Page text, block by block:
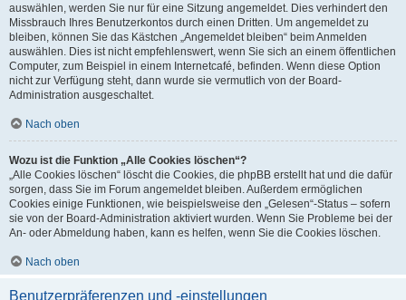
auswählen, werden Sie nur für eine Sitzung angemeldet. Dies verhindert den
Missbrauch Ihres Benutzerkontos durch einen Dritten. Um angemeldet zu
bleiben, können Sie das Kästchen „Angemeldet bleiben“ beim Anmelden
auswählen. Dies ist nicht empfehlenswert, wenn Sie sich an einem öffentlichen
Computer, zum Beispiel in einem Internetcafé, befinden. Wenn diese Option
nicht zur Verfügung steht, dann wurde sie vermutlich von der Board-
Administration ausgeschaltet.
Nach oben
Wozu ist die Funktion „Alle Cookies löschen“?
„Alle Cookies löschen“ löscht die Cookies, die phpBB erstellt hat und die dafür
sorgen, dass Sie im Forum angemeldet bleiben. Außerdem ermöglichen
Cookies einige Funktionen, wie beispielsweise den „Gelesen“-Status – sofern
sie von der Board-Administration aktiviert wurden. Wenn Sie Probleme bei der
An- oder Abmeldung haben, kann es helfen, wenn Sie die Cookies löschen.
Nach oben
Benutzerpräferenzen und -einstellungen